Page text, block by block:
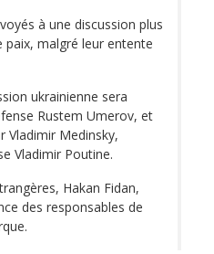
à une discussion plus
malgré leur entente
ukrainienne sera
Rustem Umerov, et
Vladimir Medinsky,
Vladimir Poutine.
Hakan Fidan,
des responsables de